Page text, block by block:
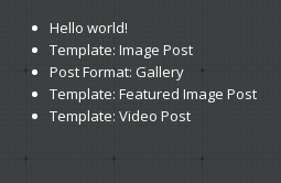
Hello world!
Template: Image Post
PostFormat: Gallery
Template: Featured Image Post
Template: Video Post